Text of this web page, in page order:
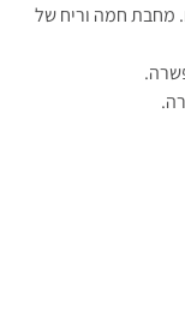
מחבת חמה וריח של